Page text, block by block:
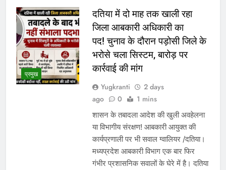
प्रमुख
दतिया में दो माह तक खाली रहा
जिला आबकारी अधिकारी का
पद! चुनाव के दौरान पड़ोसी जिले के
भरोसे चला सिस्टम, बारोड़ पर
कार्रवाई की मांग
Yugkranti
2 days
ago
0 1 mins
शासन के तबादला आदेश की खुली अवहेलना
या विभागीय संरक्षण! आबकारी आयुक्त की
कार्यप्रणाली पर भी सवाल ग्वालियर /दतिया।
मध्यप्रदेश आबकारी विभाग एक बार फिर
गंभीर प्रशासनिक सवालों के घेरे में है। दतिया